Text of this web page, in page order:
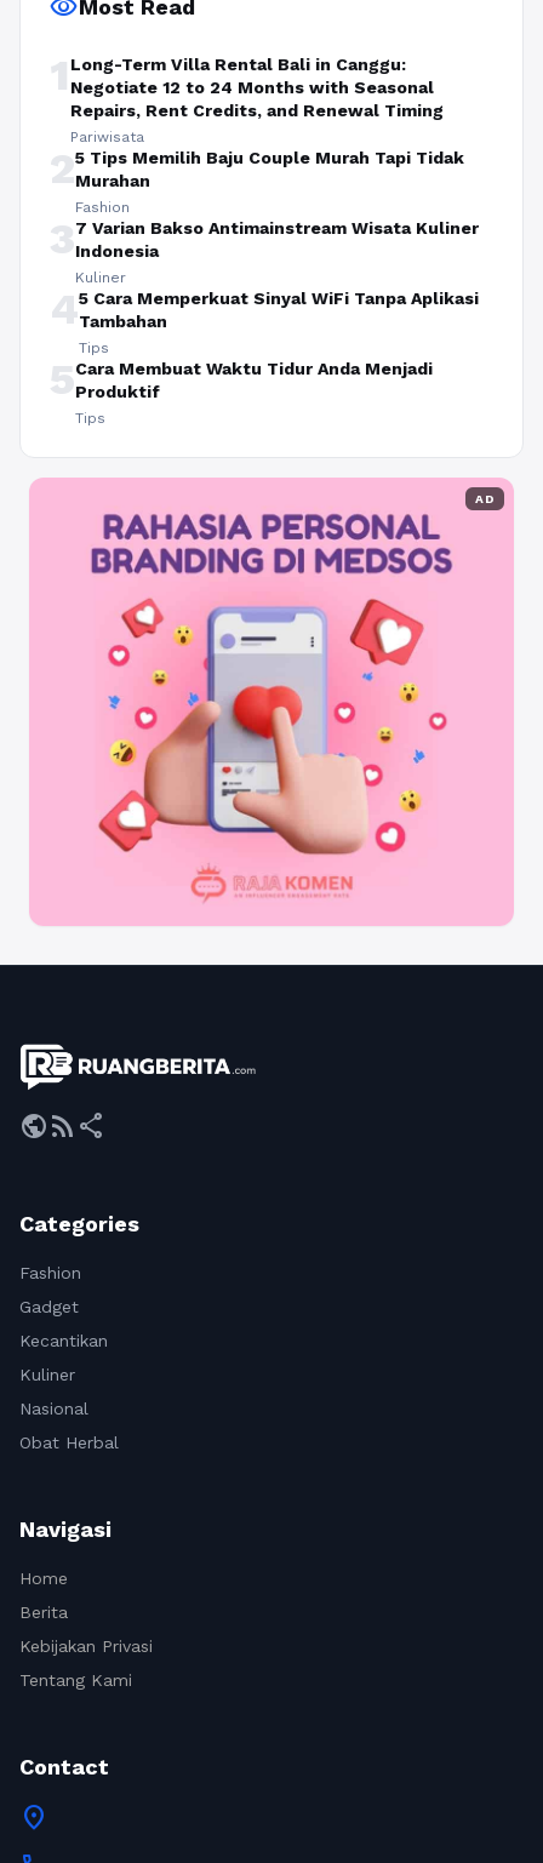
visibilityMost Read
1 Long-Term Villa Rental Bali in Canggu:
Negotiate 12 to 24 Months with Seasonal
Repairs, Rent Credits, and Renewal Timing
Pariwisata
25 Tips Memilih Baju Couple Murah Tapi Tidak
Murahan
Fashion
37 Varian Bakso Antimainstream Wisata Kuliner
Indonesia
Kuliner
45 Cara Memperkuat Sinyal WiFi Tanpa Aplikasi
Tambahan
Tips
5Cara Membuat Waktu Tidur Anda Menjadi
Produktif
Tips
AD
publicrss_feed share
Categories
Fashion
Gadget
Kecantikan
Kuliner
Nasional
Obat Herbal
Navigasi
Home
Berita
Kebijakan Privasi
Tentang Kami
Contact
location_on